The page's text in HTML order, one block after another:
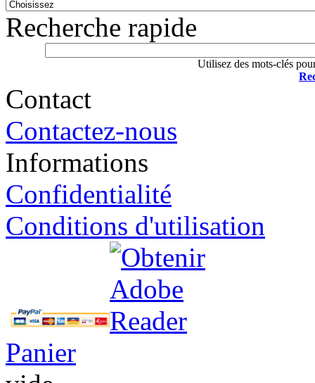
Recherche rapide
Utilisez des mots-clés
Contact
Contactez-nous
Informations
Confidentialité
Conditions d'utilisation
Panier